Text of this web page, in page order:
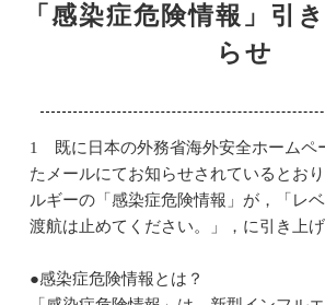
「感染症危険情報」引
らせ
1 既に日本の外務省海外安全ホームペ
たメールにてお知らせされているとお
ルギーの「感染症危険情報」が，「レ
渡航は止めてください。」，に引き上げ
●感染症危険情報とは？